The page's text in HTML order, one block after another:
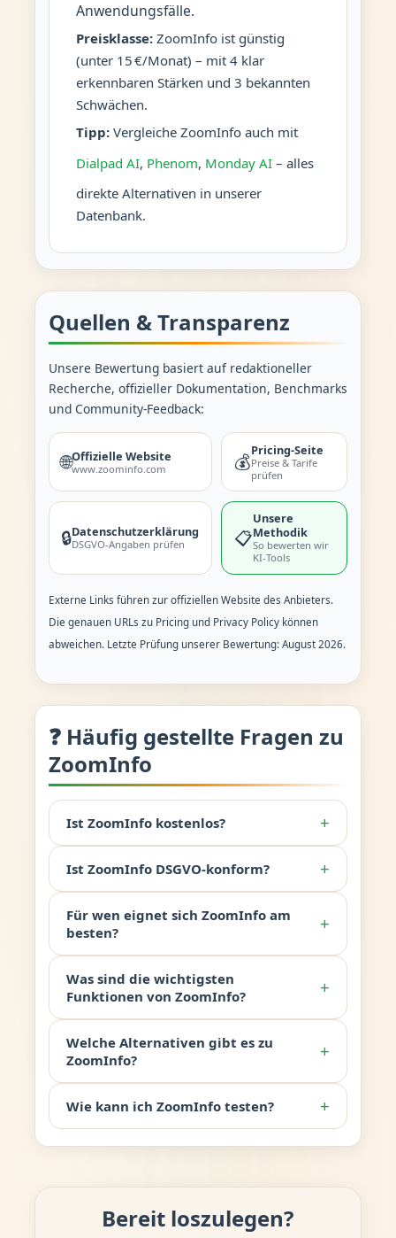
Anwendungsfälle.
Preisklasse:ZoomInfo ist günstig
(unter 15 €/Monat) – mit 4 klar
erkennbaren Stärken und 3 bekannten
Schwächen.
Tipp:Vergleiche ZoomInfo auch mit
Dialpad AI, Phenom, Monday AI– alles
direkte Alternativen in unserer
Datenbank.
Quellen & Transparenz
Unsere Bewertung basiert auf redaktioneller
Recherche, offizieller Dokumentation, Benchmarks
und Community-Feedback:
🌐Offizielle Website
www.zoominfo.com 💰
Pricing-Seite
Preise & Tarife
prüfen
🔒Datenschutzerklärung
DSGVO-Angaben prüfen 📋
Unsere
Methodik
So bewerten wir
KI-Tools
Externe Links führen zur offiziellen Website des Anbieters.
Die genauen URLs zu Pricing und Privacy Policy können
abweichen. Letzte Prüfung unserer Bewertung: August 2026.
❓ Häufig gestellte Fragen zu
ZoomInfo
Ist ZoomInfo kostenlos? +
Ist ZoomInfo DSGVO-konform? +
Für wen eignet sich ZoomInfo am
besten?
+
Was sind die wichtigsten
Funktionen von ZoomInfo?
+
Welche Alternativen gibt es zu
ZoomInfo?
+
Wie kann ich ZoomInfo testen? +
Bereit loszulegen?